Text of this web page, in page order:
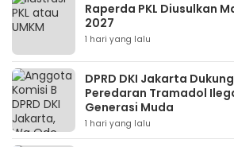
Raperda PKL Diusulkan
2027
1 hari yang lalu
DPRD DKI Jakarta
Peredaran Tramadol
Generasi Muda
1 hari yang lalu